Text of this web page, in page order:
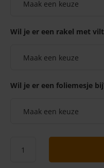
Wil je er een rakel met
Wil je er een foliemesje